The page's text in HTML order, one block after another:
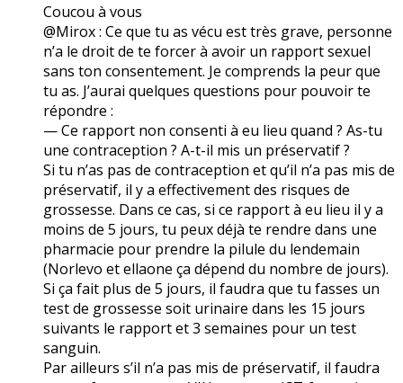
Coucou à vous
@Mirox : Ce que tu as vécu est très grave, personne
n’a le droit de te forcer à avoir un rapport sexuel
sans ton consentement. Je comprends la peur que
tu as. J’aurai quelques questions pour pouvoir te
répondre :
— Ce rapport non consenti à eu lieu quand ? As-tu
une contraception ? A-t-il mis un préservatif ?
Si tu n’as pas de contraception et qu’il n’a pas mis de
préservatif, il y a effectivement des risques de
grossesse. Dans ce cas, si ce rapport à eu lieu il y a
moins de 5 jours, tu peux déjà te rendre dans une
pharmacie pour prendre la pilule du lendemain
(Norlevo et ellaone ça dépend du nombre de jours).
Si ça fait plus de 5 jours, il faudra que tu fasses un
test de grossesse soit urinaire dans les 15 jours
suivants le rapport et 3 semaines pour un test
sanguin.
Par ailleurs s’il n’a pas mis de préservatif, il faudra